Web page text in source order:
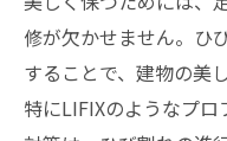
修が欠かせません。ひ
することで、建物の美
特にLIFIXのようなプ